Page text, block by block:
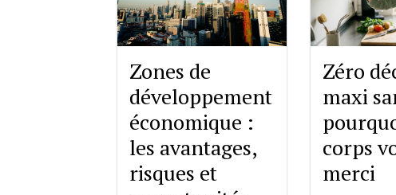
Zones de
développement
économique :
les avantages,
risques et
Zéro
maxi
corps
merci